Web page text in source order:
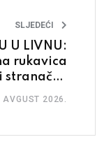
SLJEDEĆI
U LIVNU:
rukavica
stranačko
AVGUST 2026.